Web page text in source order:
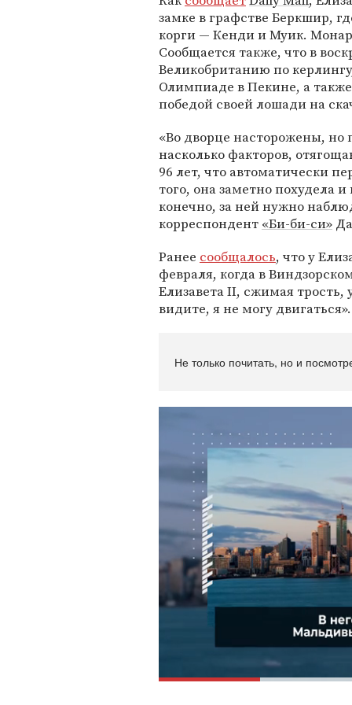
замке в графстве Беркшир,
корги — Кенди и Муик.
Сообщается также, что в
Великобританию по
Олимпиаде в Пекине, а
победой своей лошади на
«Во дворце насторожены, но
насколько факторов,
96 лет, что автоматически
того, она заметно похудела
конечно, за ней нужно
корреспондент «Би-би-си»
Ранее сообщалось, что у
февраля, когда в
Елизавета II, сжимая трость,
видите, я не могу двигаться».
Не только почитать, но и